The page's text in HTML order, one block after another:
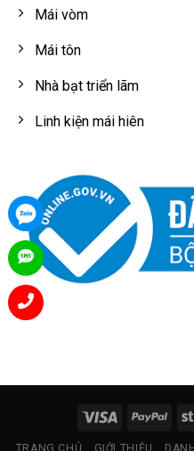
Mái vòm
Mái tôn
Nhà bạt triển lãm
Linh kiện mái hiên